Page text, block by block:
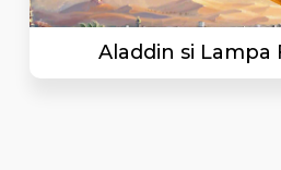
Aladdin si Lampa